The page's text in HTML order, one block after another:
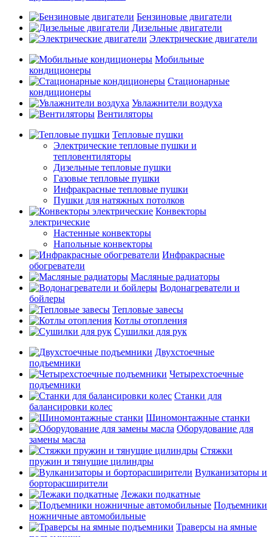
Бензиновые двигатели
Дизельные двигатели
Электрические двигатели
Мобильные
кондиционеры
Стационарные
кондиционеры
Увлажнители воздуха
Вентиляторы
Тепловые пушки
Электрические тепловые пушки и
тепловентиляторы
Дизельные тепловые пушки
Газовые тепловые пушки
Инфракрасные тепловые пушки
Пушки для натяжных потолков
Конвекторы
электрические
Настенные конвекторы
Напольные конвекторы
Инфракрасные
обогреватели
Масляные радиаторы
Водонагреватели и
бойлеры
Тепловые завесы
Котлы отопления
Сушилки для рук
Двухстоечные
подъемники
Четырехстоечные
подъемники
Станки для
балансировки колес
Шиномонтажные станки
Оборудование для
замены масла
Стяжки
пружин и тянущие цилиндры
Вулканизаторы и
борторасширители
Лежаки подкатные
Подъемники
ножничные автомобильные
Траверсы на ямные